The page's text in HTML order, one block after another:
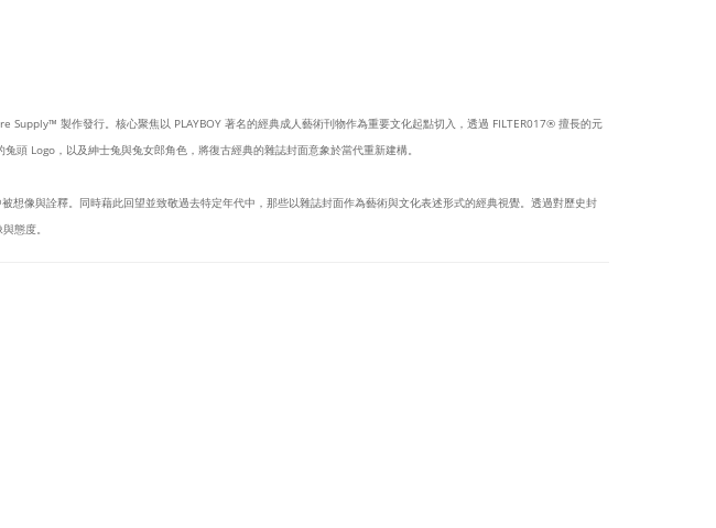
製作發行。核心聚焦以 PLAYBOY 著名的經典成人藝術刊物作為重要文化起點切入，透過 FILTER017® 擅長的元
頭 Logo，以及紳士兔與兔女郎角色，將復古經典的雜誌封面意象於當代重新建構。
像與詮釋。同時藉此回望並致敬過去特定年代中，那些以雜誌封面作為藝術與文化表述形式的經典視覺。透過對歷史封
態度。